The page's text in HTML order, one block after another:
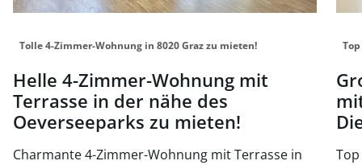
Tolle 4-Zimmer-Wohnung in 8020 Graz zu mieten!
Helle 4-Zimmer-Wohnung mit
Terrasse in der nähe des
Oeverseeparks zu mieten!
Charmante 4-Zimmer-Wohnung mit Terrasse in